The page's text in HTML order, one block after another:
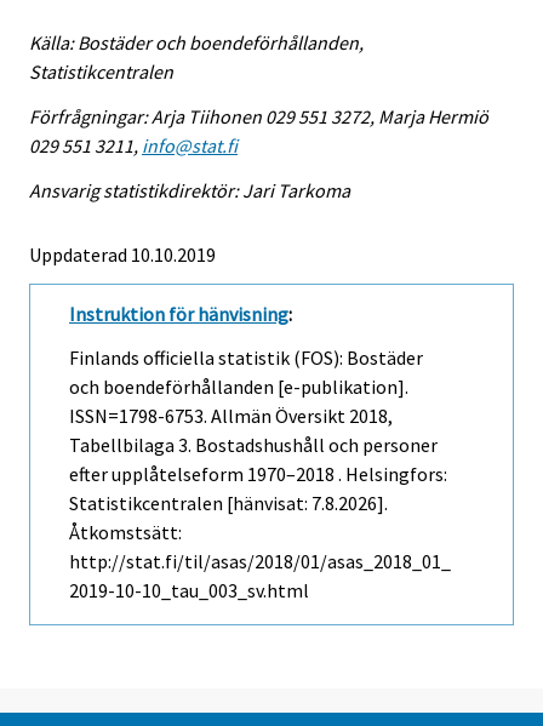
Källa: Bostäder och boendeförhållanden,
Statistikcentralen
Förfrågningar: Arja Tiihonen 029 551 3272, Marja Hermiö
029 551 3211, info@stat.fi
Ansvarig statistikdirektör: Jari Tarkoma
Uppdaterad 10.10.2019
Instruktion för hänvisning:
Finlands officiella statistik (FOS): Bostäder
och boendeförhållanden [e-publikation].
ISSN=1798-6753. Allmän Översikt 2018,
Tabellbilaga 3. Bostadshushåll och personer
efter upplåtelseform 1970–2018 . Helsingfors:
Statistikcentralen [hänvisat: 7.8.2026].
Åtkomstsätt:
http://stat.fi/til/asas/2018/01/asas_2018_01_
2019-10-10_tau_003_sv.html